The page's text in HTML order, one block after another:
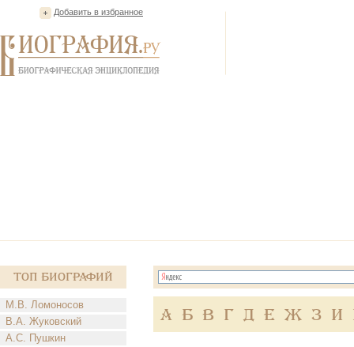
Добавить в избранное
Топ Биографий
М.В. Ломоносов
В.А. Жуковский
А.С. Пушкин
А Б В Г Д Е Ж З И